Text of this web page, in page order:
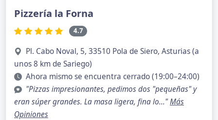
Pizzería la Forna
4.7
Pl. Cabo Noval, 5, 33510 Pola de Siero, Asturias (a
unos 8 km de Sariego)
Ahora mismo se encuentra cerrado (19:00–24:00)
"Pizzas impresionantes, pedimos dos "pequeñas" y
eran súper grandes. La masa ligera, fina lo..."Más
Opiniones